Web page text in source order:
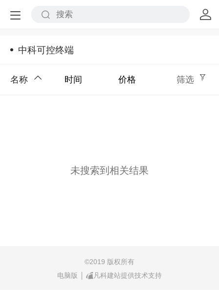
中科可控终端
名称 时间 价格 筛选
未搜索到相关结果
©2019 版权所有
电脑版
凡科建站提供技术支持